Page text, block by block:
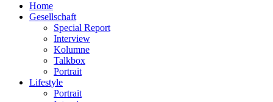
Home
Gesellschaft
Special Report
Interview
Kolumne
Talkbox
Portrait
Lifestyle
Portrait